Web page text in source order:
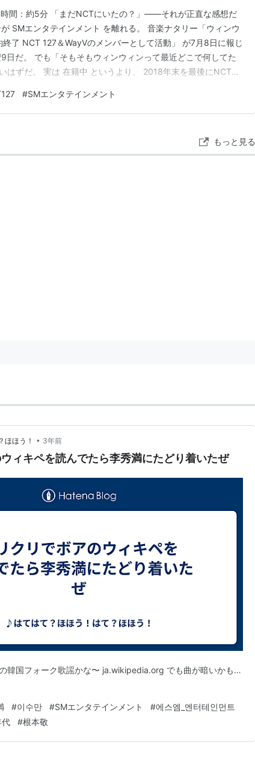
間：約5分 「まだNCTにいたの？」——それが正直な感想だ
SMエンタテインメント を離れる。 音楽ナタリー「ウィンウ
終了 NCT 127＆WayVのメンバーとして活動」 が7月8日に報じ
日だ。 でも「そもそもウィンウィンって最近どこで何してた
はずだ。 実は 在籍中 というより、 2018年末を最後にNCT
とは公式に発表されていなかった。 7年以上続いた「在籍でも
#SMエンタテインメント
もっと見る
ほほう！ • 3年前
ィキペを読んでたら李秀満にたどり着いたぜ
韓国フォーク歌謡かな〜 ja.wikipedia.org でも曲が暗いかも…
#이수만 #SMエンタテインメント #에스엠_엔터테인먼트
#根本敬